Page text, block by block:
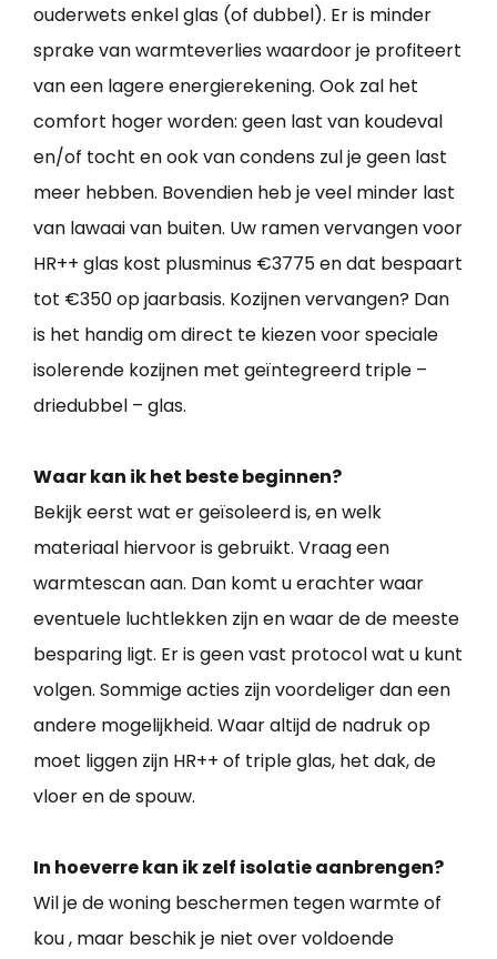
ouderwets enkel glas (of dubbel). Er is minder
sprake van warmteverlies waardoor je profiteert
van een lagere energierekening. Ook zal het
comfort hoger worden: geen last van koudeval
en/of tocht en ook van condens zul je geen last
meer hebben. Bovendien heb je veel minder last
van lawaai van buiten. Uw ramen vervangen voor
HR++ glas kost plusminus €3775 en dat bespaart
tot €350 op jaarbasis. Kozijnen vervangen? Dan
is het handig om direct te kiezen voor speciale
isolerende kozijnen met geïntegreerd triple –
driedubbel – glas.
Waar kan ik het beste beginnen?
Bekijk eerst wat er geïsoleerd is, en welk
materiaal hiervoor is gebruikt. Vraag een
warmtescan aan. Dan komt u erachter waar
eventuele luchtlekken zijn en waar de de meeste
besparing ligt. Er is geen vast protocol wat u kunt
volgen. Sommige acties zijn voordeliger dan een
andere mogelijkheid. Waar altijd de nadruk op
moet liggen zijn HR++ of triple glas, het dak, de
vloer en de spouw.
In hoeverre kan ik zelf isolatie aanbrengen?
Wil je de woning beschermen tegen warmte of
kou , maar beschik je niet over voldoende